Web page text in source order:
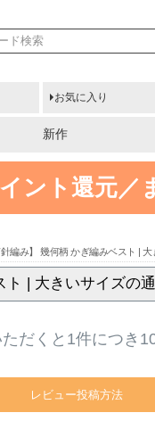
お気に入り
新作
ント還元／
針編み】 幾何柄 かぎ編みベスト |
ト | 大きいサイズの
だくと1件につき
レビュー投稿方法